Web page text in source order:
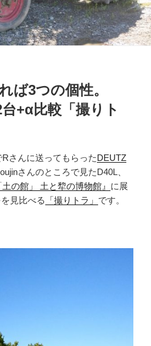
ば3つの個性。
+α比較「撮りト
さんに送ってもらったDEUTZ
さんのところで見たD40L、
の館」 土と犂の博物館』 に展
見比べる
「撮りトラ」 です。